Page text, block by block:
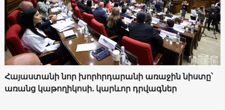
Հայաստանի նոր խորհրդարանի առաջին նիստը՝
առանց կաթողիկոսի. կարևոր դրվագներ